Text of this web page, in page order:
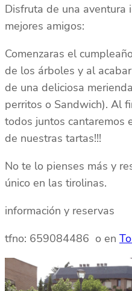
Disfruta de una
mejores amigos:
Comenzaras el
de los árboles y al
de una deliciosa
perritos o Sandwich). Al
todos juntos cantaremos
de nuestras tartas!!!
No te lo pienses más y
único en las tirolinas.
información y reservas
tfno: 659084486 o en